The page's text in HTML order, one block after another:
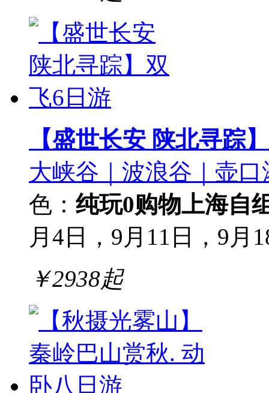
【盛世长安 陕北寻踪
大峡谷｜波浪谷｜壶
色： 纯玩0购物上海自
月4日，9月11日，9月
￥2938起